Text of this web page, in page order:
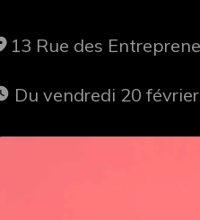
13 Rue des
Du vendredi 20